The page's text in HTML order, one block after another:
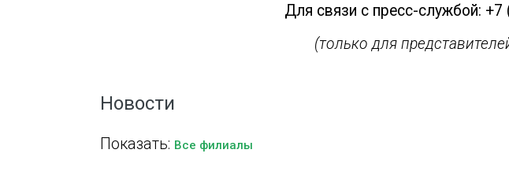
Для связи с пресс-службой:
(только для
Новости
Показать: Все филиалы